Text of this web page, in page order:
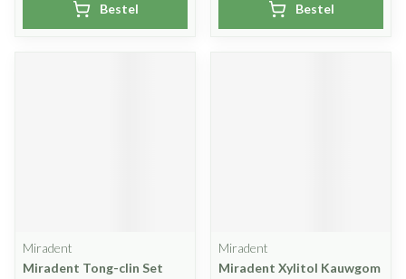
Bestel Bestel
Miradent
Miradent Tong-clin Set
Miradent
Miradent Xylitol Kauwgom